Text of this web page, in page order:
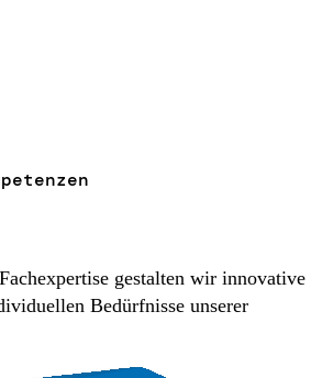
gestalten wir innovative
Bedürfnisse unserer